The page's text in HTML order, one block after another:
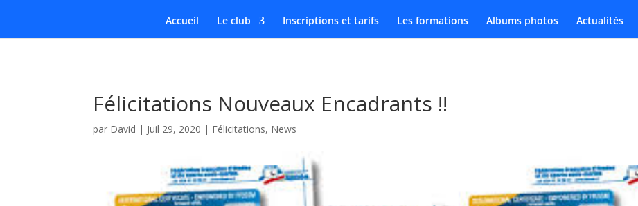
Accueil Le club Inscriptions et tarifs Les formations Albums photos Actualités
Félicitations Nouveaux Encadrants !!
par David | Juil 29, 2020 | Félicitations, News